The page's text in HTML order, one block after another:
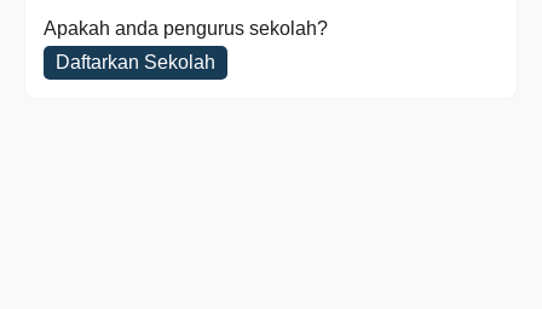
Apakah anda pengurus sekolah?
Daftarkan Sekolah